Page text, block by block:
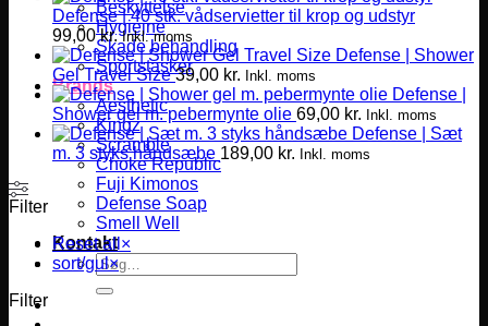
Beskyttelse
Hygiejne
Skade behandling
Sportstasker
Brands
Aesthetic
Kingz
Scramble
Choke Republic
Fuji Kimonos
Defense Soap
Smell Well
Kontakt
Søg
efter:
Defense | 40 stk. vådservietter til krop og udstyr
99,00kr. Inkl. moms
Defense | Shower
Gel Travel Size 39,00 kr. Inkl. moms
Defense |
Shower gel m. pebermynte olie 69,00 kr. Inkl. moms
Defense | Sæt
m. 3 styks håndsæbe 189,00 kr. Inkl. moms
Filter
Reset all ×
sort/gul×
Filter